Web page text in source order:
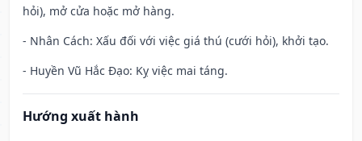
hỏi), mở cửa hoặc mở hàng.
- Nhân Cách: Xấu đối với việc giá thú (cưới hỏi), khởi tạo.
- Huyền Vũ Hắc Đạo: Kỵ việc mai táng.
Hướng xuất hành